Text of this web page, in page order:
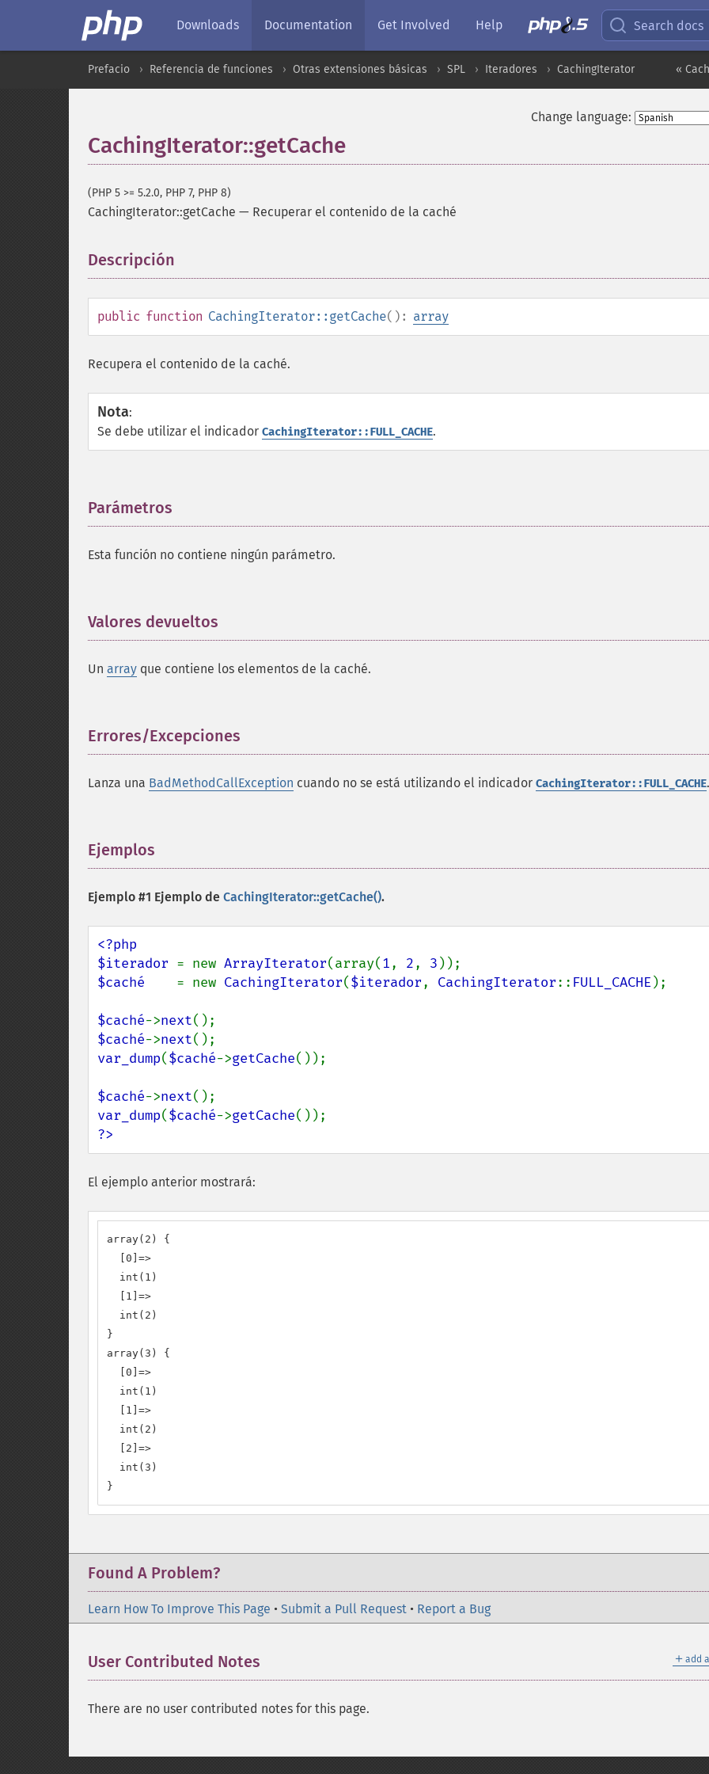
Downloads Documentation Get Involved Help Search docs
«
Prefacio Referencia de funciones Otras extensiones básicas SPL Iteradores CachingIterator
Change language:
CachingIterator::getCache
(PHP 5 >= 5.2.0, PHP 7, PHP 8)
CachingIterator::getCache — Recuperar el contenido de la caché
Descripción
public function CachingIterator::getCache(): array
Recupera el contenido de la caché.
Nota:
Se debe utilizar el indicador CachingIterator::FULL_CACHE.
Parámetros
Esta función no contiene ningún parámetro.
Valores devueltos
Un array que contiene los elementos de la caché.
Errores/Excepciones
Lanza una BadMethodCallException cuando no se está utilizando el indicador CachingIterator::FULL_CACHE.
Ejemplos
Ejemplo #1 Ejemplo de CachingIterator::getCache().
<?php
$iterador = new ArrayIterator(array(1, 2, 3
$caché = new CachingIterator($iterador, CachingIterator:: FULL_CACHE );
$caché->next
$caché->next
var_dump($caché->getCache());
$caché->next
var_dump($caché->getCache
?>
El ejemplo anterior mostrará:
array(2) {
  [0]=>
  int(1)
  [1]=>
  int(2)
}
array(3) {
  [0]=>
  int(1)
  [1]=>
  int(2)
  [2]=>
  int(3)
}
Found A Problem?
Learn How To Improve This Page • Submit a Pull Request • Report a Bug
＋ add
User Contributed Notes
There are no user contributed notes for this page.